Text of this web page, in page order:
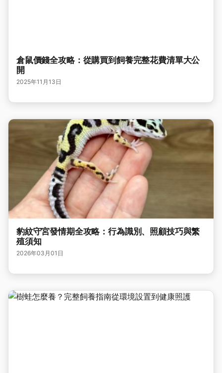
倉鼠價錢全攻略：從購買到飼養完整花費清單大公
開
2025年11月13日
豹紋守宮發情期全攻略：行為識別、照顧技巧與繁
殖須知
2026年03月01日